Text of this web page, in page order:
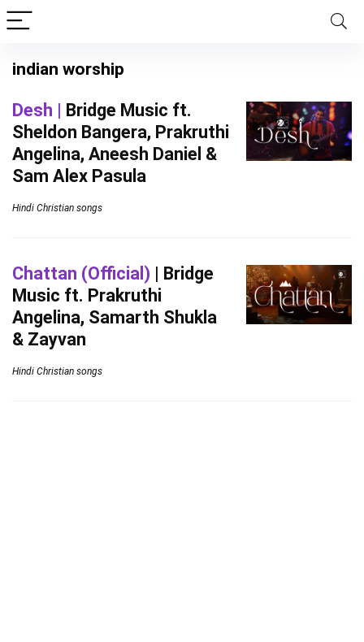
indian worship
Desh | Bridge Music ft.
Sheldon Bangera, Prakruthi
Angelina, Aneesh Daniel &
Sam Alex Pasula
Hindi Christian songs
Chattan (Official) | Bridge
Music ft. Prakruthi
Angelina, Samarth Shukla
& Zayvan
Hindi Christian songs